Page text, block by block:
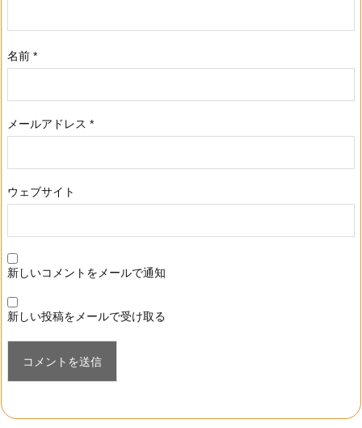
名前 *
メールアドレス *
ウェブサイト
新しいコメントをメールで通知
新しい投稿をメールで受け取る